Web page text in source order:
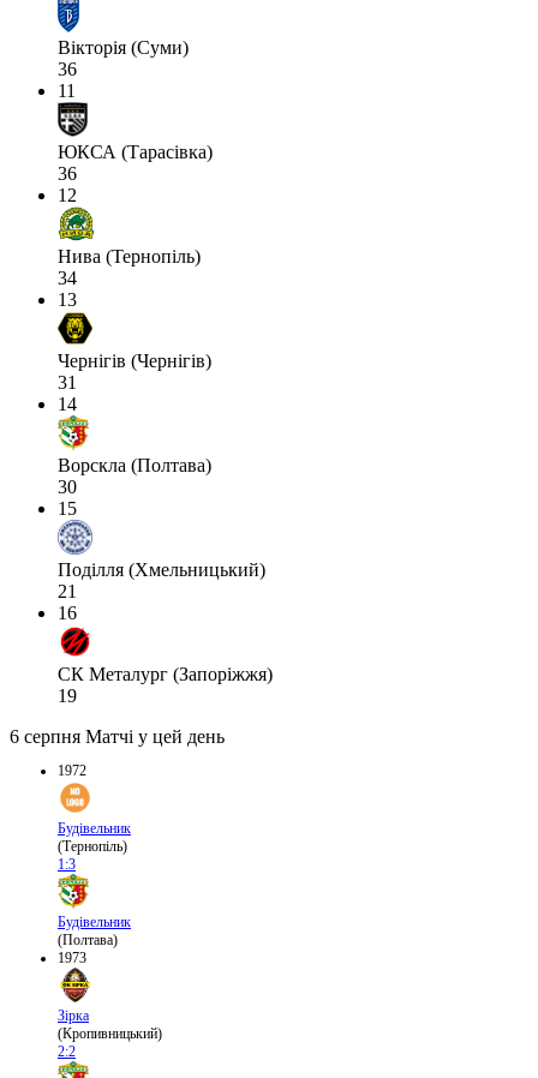
Вікторія (Суми)
36
11
ЮКСА (Тарасівка)
36
12
Нива (Тернопіль)
34
13
Чернігів (Чернігів)
31
14
Ворскла (Полтава)
30
15
Поділля (Хмельницький)
21
16
СК Металург (Запоріжжя)
19
6 серпня Матчі у цей день
1972
Будівельник
(Тернопіль)
1:3
Будівельник
(Полтава)
1973
Зірка
(Кропивницький)
2:2